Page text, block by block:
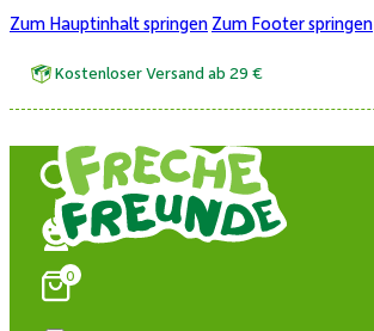
Zum Hauptinhalt springen Zum Footer springen
Kostenloser Versand ab 29 €
0